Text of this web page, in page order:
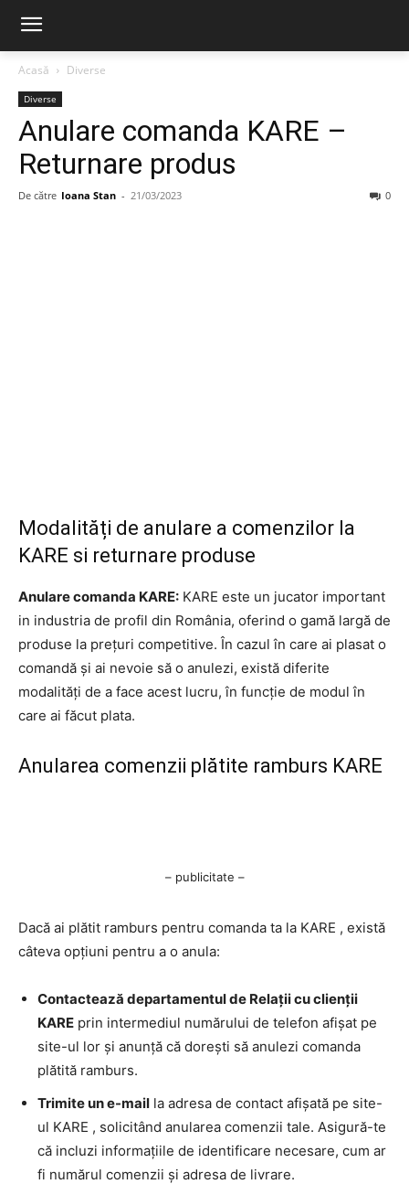
Acasă Diverse
Diverse
Anulare comanda KARE –
Returnare produs
De către Ioana Stan - 21/03/2023 0
Modalități de anulare a comenzilor la
KARE si returnare produse
Anulare comanda KARE: KARE este un jucator important
in industria de profil din România, oferind o gamă largă de
produse la prețuri competitive. În cazul în care ai plasat o
comandă și ai nevoie să o anulezi, există diferite
modalități de a face acest lucru, în funcție de modul în
care ai făcut plata.
Anularea comenzii plătite ramburs KARE
– publicitate –
Dacă ai plătit ramburs pentru comanda ta la KARE , există
câteva opțiuni pentru a o anula:
Contactează departamentul de Relații cu clienții
KARE prin intermediul numărului de telefon afișat pe
site-ul lor și anunță că dorești să anulezi comanda
plătită ramburs.
Trimite un e-mail la adresa de contact afișată pe site-
ul KARE , solicitând anularea comenzii tale. Asigură-te
că incluzi informațiile de identificare necesare, cum ar
fi numărul comenzii și adresa de livrare.